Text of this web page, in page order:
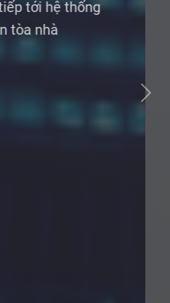
Nam đã ký kết
triển khai phần
Landsoft Building